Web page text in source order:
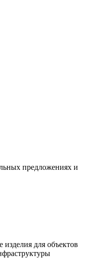
предложениях и
для объектов